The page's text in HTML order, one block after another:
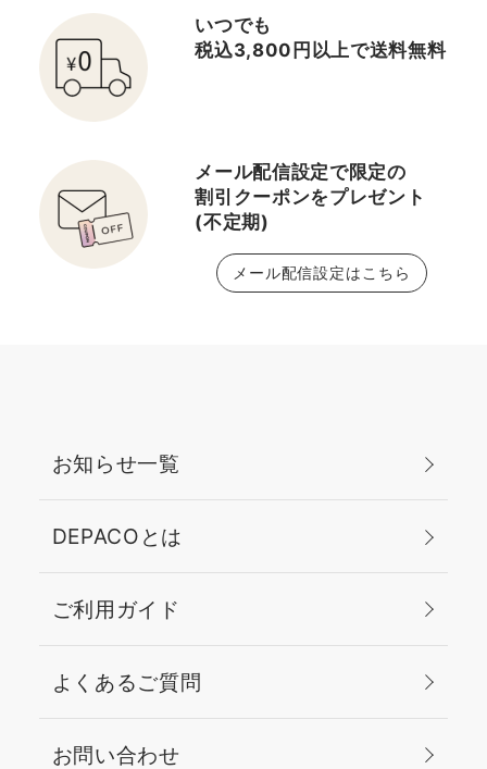
さくっと気になるカ
テゴリだけを聞きたい方
粧水など… ＿＿＿＿＿＿
＿＿＿＿＿＿＿＿＿＿＿
いつでも
税込3,800円以上で送料無料
メール配信設定で限定の
割引クーポンをプレゼント
(不定期)
メール配信設定はこちら
お知らせ一覧
DEPACOとは
ご利用ガイド
よくあるご質問
お問い合わせ